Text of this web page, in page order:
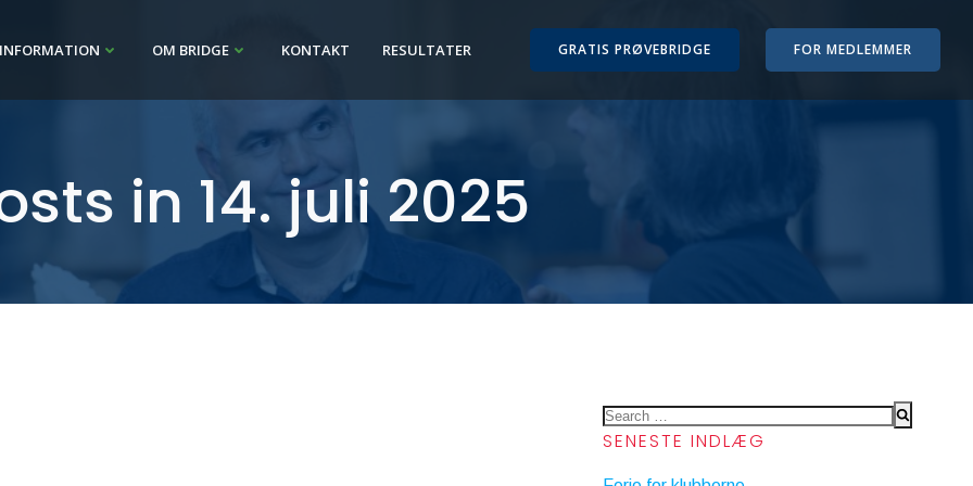
INFORMATION OM BRIDGE KONTAKT RESULTATER GRATIS PRØVEBRIDGE FOR MEDLEMMER
in 14. juli 2025
Search
for:
SENESTE INDLÆG